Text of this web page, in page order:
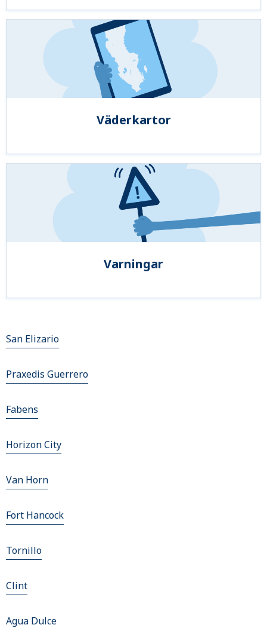
Väderkartor
Varningar
San Elizario
Praxedis Guerrero
Fabens
Horizon City
Van Horn
Fort Hancock
Tornillo
Clint
Agua Dulce